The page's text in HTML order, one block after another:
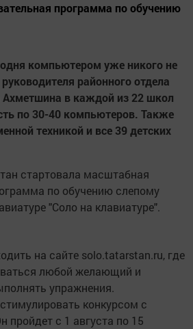
программа по обучению
компьютером уже никого не
районного отдела
Ахметшина в каждой из 22 школ
по 30-40 компьютеров. Также
техникой и все 39 детских
стартовала масштабная
по обучению слепому
"Соло на клавиатуре".
на сайте solo.tatarstan.ru, где
любой желающий и
упражнения.
конкурсом с
с 1 августа по 15